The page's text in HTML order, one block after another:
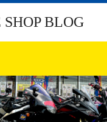
BLOG